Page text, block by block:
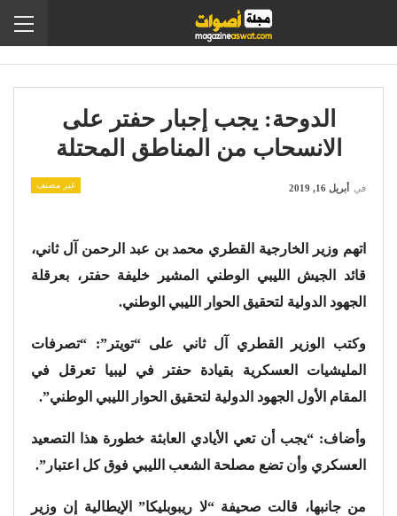
الدوحة: يجب إجبار حفتر على
الانسحاب من المناطق المحتلة
غير مصنف في أبريل 16, 2019
اتهم وزير الخارجية القطري محمد بن عبد الرحمن آل ثاني،
قائد الجيش الليبي الوطني المشير خليفة حفتر، بعرقلة
الجهود الدولية لتحقيق الحوار الليبي الوطني.
وكتب الوزير القطري آل ثاني على “تويتر”: “تصرفات
المليشيات العسكرية بقيادة حفتر في ليبيا تعرقل في
المقام الأول الجهود الدولية لتحقيق الحوار الليبي الوطني”.
وأضاف: “يجب أن تعي الأيادي العابثة خطورة هذا التصعيد
العسكري وأن تضع مصلحة الشعب الليبي فوق كل اعتبار”.
من جانبها، قالت صحيفة “لا ريبوبليكا” الإيطالية إن وزير